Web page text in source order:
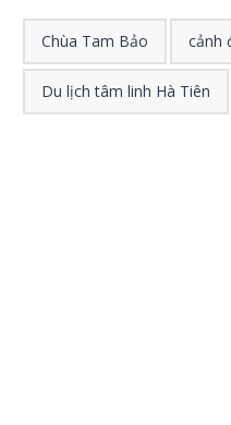
Chùa Tam Bảo cảnh
Du lịch tâm linh Hà Tiên